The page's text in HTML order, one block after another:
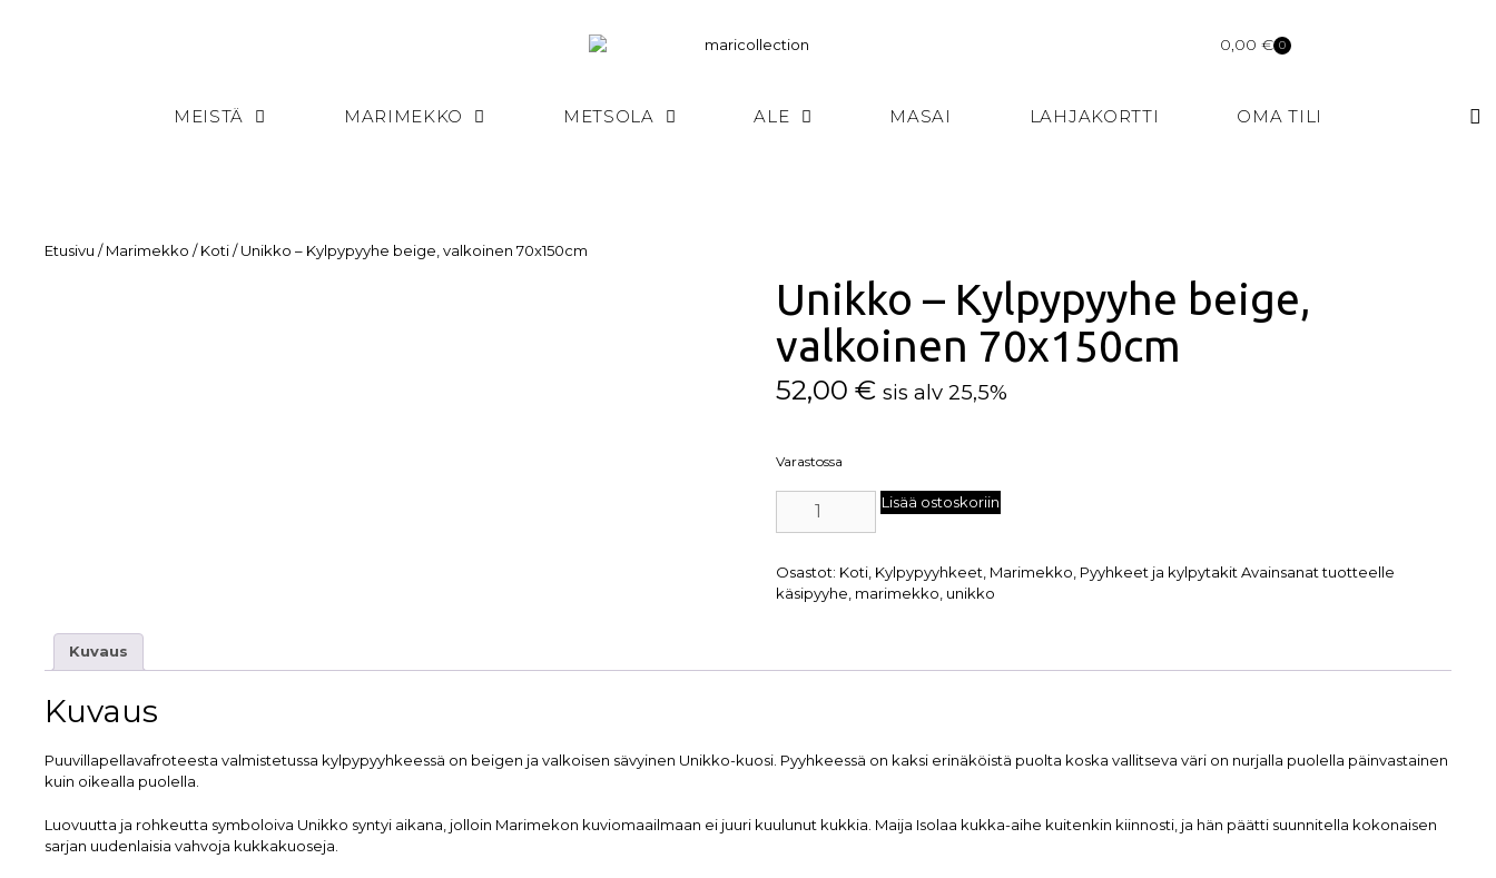
0,00 € 0
MEISTÄ MARIMEKKO METSOLA ALE MASAI LAHJAKORTTI OMA TILI
Etusivu /Marimekko /Koti/ Unikko – Kylpypyyhe beige, valkoinen 70x150cm
Unikko – Kylpypyyhe beige,
valkoinen 70x150cm
52,00€ sis alv 25,5%
Varastossa
Lisää ostoskoriin
Osastot: Koti Kylpypyyhkeet Marimekko Pyyhkeet ja kylpytakit Avainsanat tuotteelle
käsipyyhe marimekko unikko
Kuvaus
Kuvaus
Puuvillapellavafroteesta valmistetussa kylpypyyhkeessä on beigen ja valkoisen sävyinen Unikko-kuosi. Pyyhkeessä on kaksi erinäköistä puolta koska vallitseva väri on nurjalla puolella päinvastainen
kuin oikealla puolella.
Luovuutta ja rohkeutta symboloiva Unikko syntyi aikana, jolloin Marimekon kuviomaailmaan ei juuri kuulunut kukkia. Maija Isolaa kukka-aihe kuitenkin kiinnosti, ja hän päätti suunnitella kokonaisen
sarjan uudenlaisia vahvoja kukkakuoseja.